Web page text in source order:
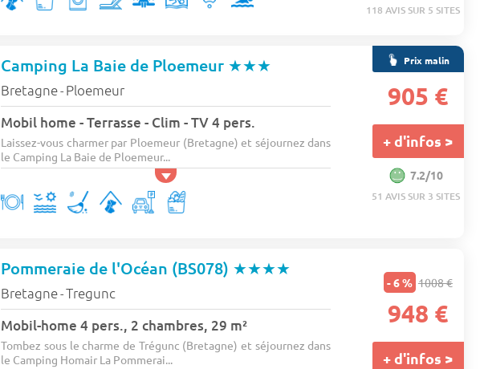
118 AVIS SUR 5 SITES
Camping La Baie de Ploemeur ★★★
Bretagne- Ploemeur
Mobil home - Terrasse - Clim - TV 4 pers.
Laissez-vous charmer par Ploemeur (Bretagne) et séjournez dans
le Camping La Baie de Ploemeur...
Prix malin
905 €
+ d'infos >
7.2/10
51 AVIS SUR 3 SITES
Pommeraie de l'Océan (BS078) ★★★★
Bretagne-Tregunc
Mobil-home 4 pers., 2 chambres, 29 m²
Tombez sous le charme de Trégunc (Bretagne) et séjournez dans
le Camping Homair La Pommerai...
- 6 % 1008 €
948 €
+ d'infos >